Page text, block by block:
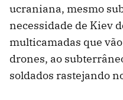
ucraniana, mesmo
necessidade de Kiev
multicamadas que
drones, ao
soldados rastejando